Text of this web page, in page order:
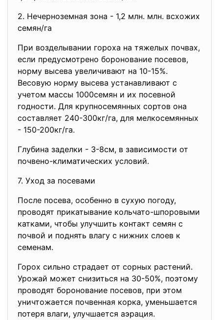
2. Нечерноземная зона - 1,2 млн. млн. всхожих
семян/га
При возделывании гороха на тяжелых почвах,
если предусмотрено боронование посевов,
норму высева увеличивают на 10-15%.
Весовую норму высева устанавливают с
учетом массы 1000семян и их посевной
годности. Для крупносемянных сортов она
составляет 240-300кг/га, для мелкосемянных
- 150-200кг/га.
Глубина заделки - 3-8см, в зависимости от
почвено-климатических условий.
7. Уход за посевами
После посева, особенно в сухую погоду,
проводят прикатывание кольчато-шпоровыми
катками, чтобы улучшить контакт семян с
почвой и поднять влагу с нижних слоев к
семенам.
Горох сильно страдает от сорных растений.
Урожай может снизиться на 30-50%, поэтому
проводят боронование посевов, при этом
уничтожается почвенная корка, уменьшается
потеря влаги, улучшается аэрация.